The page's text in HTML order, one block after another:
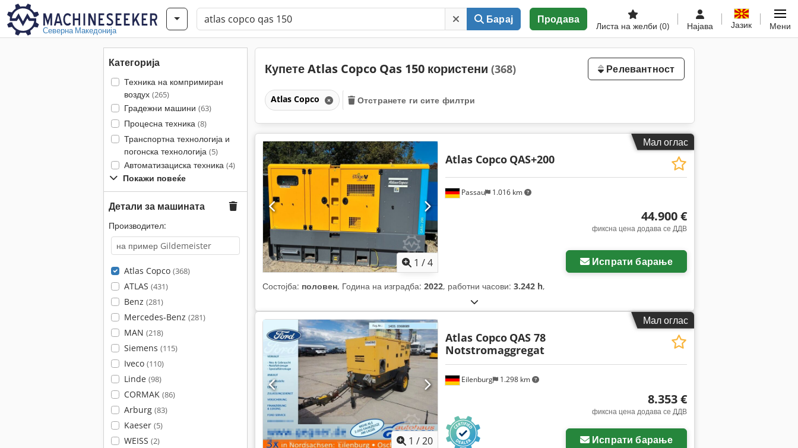
Северна Македонија
Барај Продава
Листа на желби (0) Најава Јазик Мени
Категорија
Техника на компримиран
воздух (265)
Градежни машини (63)
Процесна техника (8)
Транспортна технологија и
погонска технологија (5)
Автоматизациска техника (4)
Покажи повеќе
Детали за машината
Производител:
Atlas Copco (368)
ATLAS (431)
Benz (281)
Mercedes-Benz (281)
MAN (218)
Siemens (115)
Iveco (110)
Linde (98)
CORMAK (86)
Arburg (83)
Kaeser (5)
WEISS (2)
Купете Atlas Copco Qas 150 користени (368) Релевантност
Atlas Copco Отстранете ги сите филтри
Мал оглас
1 /4
Passau 1.016 km
Atlas Copco QAS+200
44.900 €
фиксна цена додава се ДДВ
Испрати барање
Состојба: половен, Година на изградба: 2022, работни часови: 3.242 h,
Мал оглас
1 /20
Eilenburg 1.298 km
Atlas Copco QAS 78
Notstromaggregat
8.353 €
фиксна цена додава се ДДВ
Испрати барање